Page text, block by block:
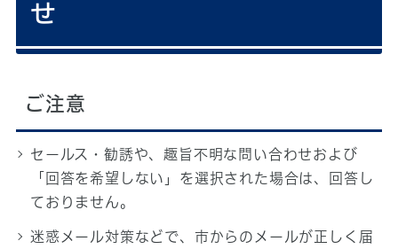
せ
ご注意
セールス・勧誘や、趣旨不明な問い合わせおよび
「回答を希望しない」を選択された場合は、回答し
ておりません。
迷惑メール対策などで、市からのメールが正しく届